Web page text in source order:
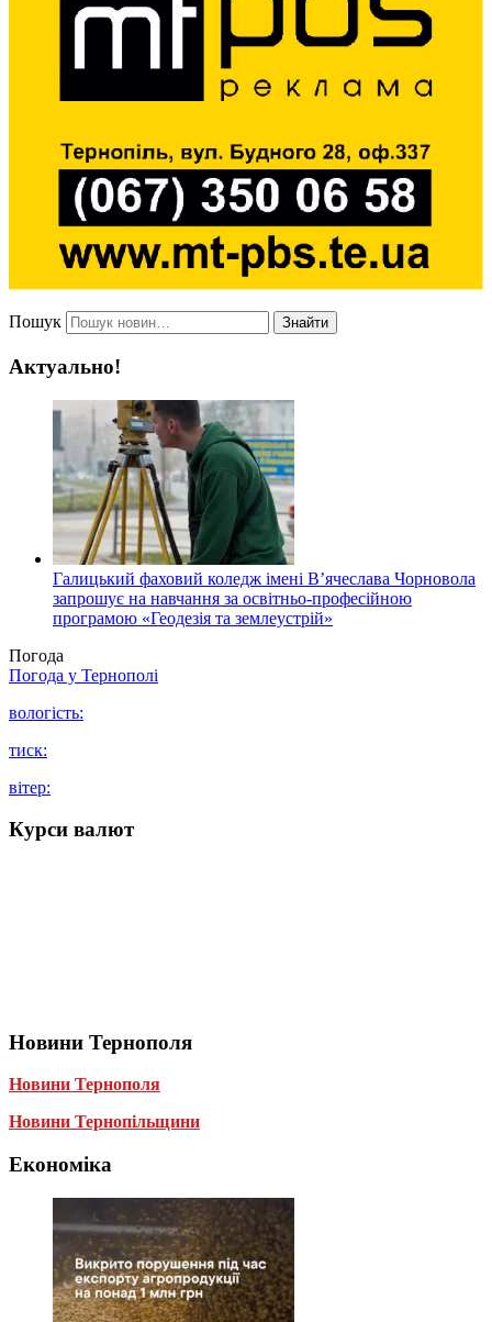
Пошук Знайти
Актуально!
Галицький фаховий коледж імені В’ячеслава Чорновола
запрошує на навчання за освітньо-професійною
програмою «Геодезія та землеустрій»
Погода
Погода у Тернополі
вологість:
тиск:
вітер:
Курси валют
Новини Тернополя
Новини Тернополя
Новини Тернопільщини
Економіка